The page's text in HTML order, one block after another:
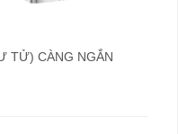
TỬ) CÀNG NGẮN